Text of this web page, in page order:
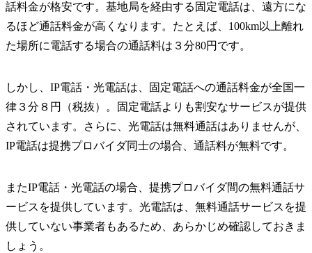
話料金が格安です。基地局を経由する固定電話は、遠方にな
るほど通話料金が高くなります。たとえば、100km以上離れ
た場所に電話する場合の通話料は３分80円です。
しかし、IP電話・光電話は、固定電話への通話料金が全国一
律３分８円（税抜）。固定電話よりも割安なサービスが提供
されています。さらに、光電話は無料通話はありませんが、
IP電話は提携プロバイダ同士の場合、通話料が無料です。
またIP電話・光電話の場合、提携プロバイダ間の無料通話サ
ービスを提供しています。光電話は、無料通話サービスを提
供していない事業者もあるため、あらかじめ確認しておきま
しょう。